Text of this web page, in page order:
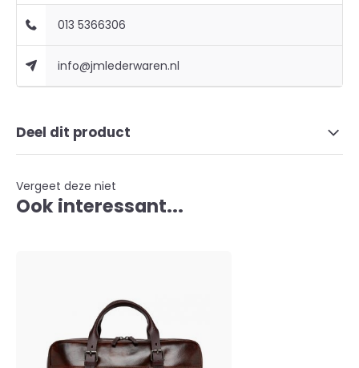
013 5366306
info@jmlederwaren.nl
Deel dit product
Vergeet deze niet
Ook interessant...